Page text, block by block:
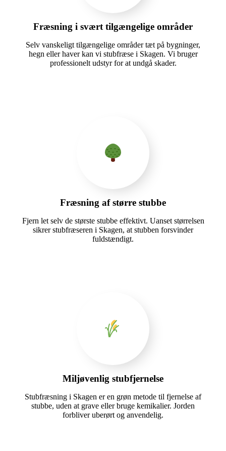
Fræsning i svært tilgængelige områder
Selv vanskeligt tilgængelige områder tæt på bygninger,
hegn eller haver kan vi stubfræse i Skagen. Vi bruger
professionelt udstyr for at undgå skader.
Fræsning af større stubbe
Fjern let selv de største stubbe effektivt. Uanset størrelsen
sikrer stubfræseren i Skagen, at stubben forsvinder
fuldstændigt.
Miljøvenlig stubfjernelse
Stubfræsning i Skagen er en grøn metode til fjernelse af
stubbe, uden at grave eller bruge kemikalier. Jorden
forbliver uberørt og anvendelig.